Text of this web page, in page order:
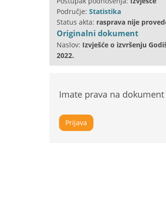
Područje: Statistika
Status akta: rasprava nije
Originalni dokument
Naslov: Izvješće o izvršenju
2022.
Imate prava na
Prijava